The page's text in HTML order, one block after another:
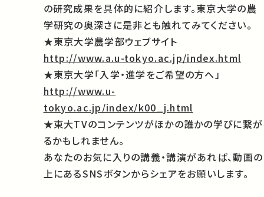
の研究成果を具体的に紹介します。東京大学の農
学研究の奥深さに是非とも触れてみてください。
★東京大学農学部ウェブサイト
http://www.a.u-tokyo.ac.jp/index.html
★東京大学「入学・進学をご希望の方へ」
http://www.u-
tokyo.ac.jp/index/k00_j.html
★東大TVのコンテンツがほかの誰かの学びに繋が
るかもしれません。
あなたのお気に入りの講義・講演があれば、動画の
上にあるSNSボタンからシェアをお願いします。